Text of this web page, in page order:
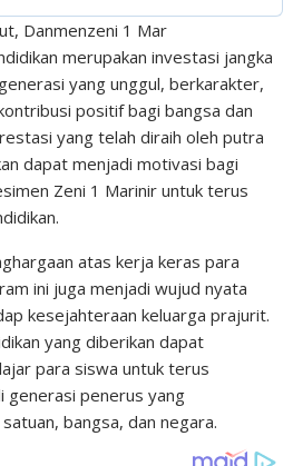
Danmenzeni 1 Mar
merupakan investasi jangka
yang unggul, berkarakter,
positif bagi bangsa dan
yang telah diraih oleh putra
dapat menjadi motivasi bagi
Zeni 1 Marinir untuk terus
atas kerja keras para
ini juga menjadi wujud nyata
kesejahteraan keluarga prajurit.
yang diberikan dapat
para siswa untuk terus
penerus yang
bangsa, dan negara.